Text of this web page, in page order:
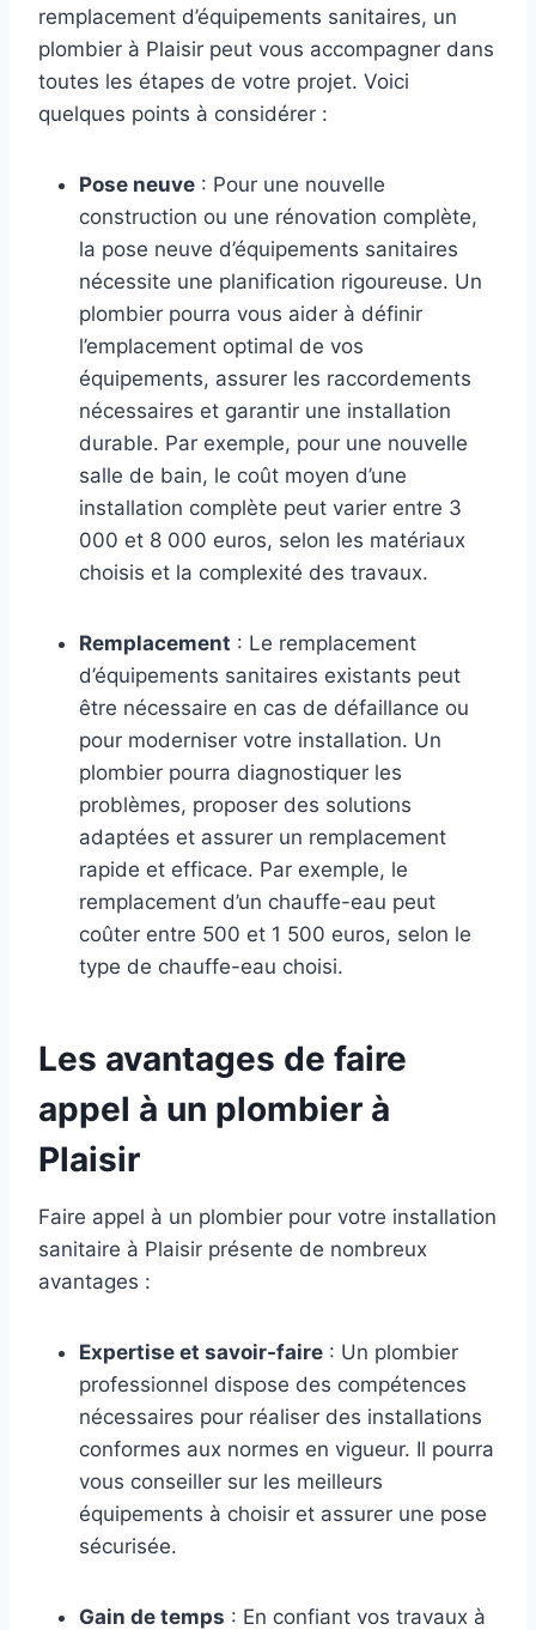
remplacement d’équipements sanitaires, un
plombier à Plaisir peut vous accompagner dans
toutes les étapes de votre projet. Voici
quelques points à considérer :
Pose neuve : Pour une nouvelle
construction ou une rénovation complète,
la pose neuve d’équipements sanitaires
nécessite une planification rigoureuse. Un
plombier pourra vous aider à définir
l’emplacement optimal de vos
équipements, assurer les raccordements
nécessaires et garantir une installation
durable. Par exemple, pour une nouvelle
salle de bain, le coût moyen d’une
installation complète peut varier entre 3
000 et 8 000 euros, selon les matériaux
choisis et la complexité des travaux.
Remplacement : Le remplacement
d’équipements sanitaires existants peut
être nécessaire en cas de défaillance ou
pour moderniser votre installation. Un
plombier pourra diagnostiquer les
problèmes, proposer des solutions
adaptées et assurer un remplacement
rapide et efficace. Par exemple, le
remplacement d’un chauffe-eau peut
coûter entre 500 et 1 500 euros, selon le
type de chauffe-eau choisi.
Les avantages de faire
appel à un plombier à
Plaisir
Faire appel à un plombier pour votre installation
sanitaire à Plaisir présente de nombreux
avantages :
Expertise et savoir-faire : Un plombier
professionnel dispose des compétences
nécessaires pour réaliser des installations
conformes aux normes en vigueur. Il pourra
vous conseiller sur les meilleurs
équipements à choisir et assurer une pose
sécurisée.
Gain de temps : En confiant vos travaux à